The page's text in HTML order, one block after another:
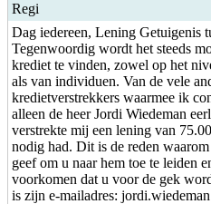
Regi
Dag iedereen, Lening Getuigenis
Tegenwoordig wordt het steeds
krediet te vinden, zowel op het
als van individuen. Van de vele
kredietverstrekkers waarmee ik
alleen de heer Jordi Wiedeman
verstrekte mij een lening van
nodig had. Dit is de reden
geef om u naar hem toe te leiden
voorkomen dat u voor de gek
is zijn e-mailadres: